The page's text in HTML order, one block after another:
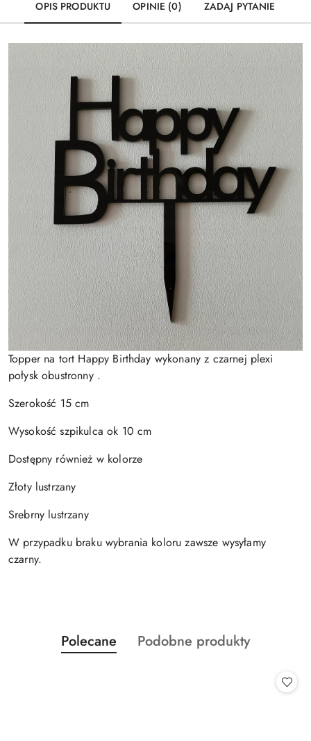
OPIS PRODUKTU OPINIE (0) ZADAJ PYTANIE
Topper na tort Happy Birthday wykonany z czarnej plexi
połysk obustronny .
Szerokość 15 cm
Wysokość szpikulca ok 10 cm
Dostępny również w kolorze
Złoty lustrzany
Srebrny lustrzany
W przypadku braku wybrania koloru zawsze wysyłamy
czarny.
Pomiń karuzelę produktów
Produkty
o
Polecane
Produkty
Podobne produkty